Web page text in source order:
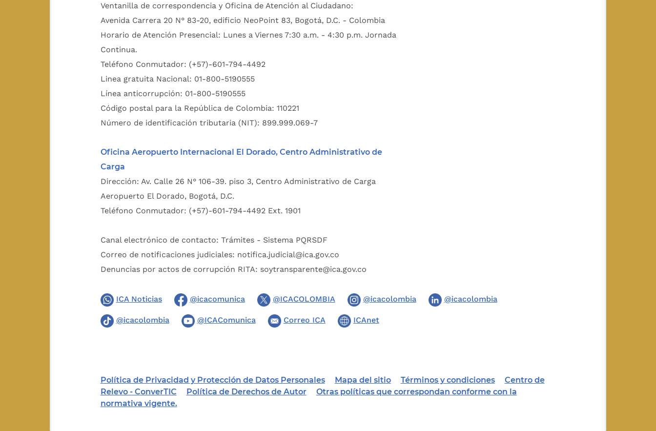
Ventanilla de correspondencia y Oficina de Atención al Ciudadano:
Avenida Carrera 20 N° 83-20, edificio NeoPoint 83, Bogotá, D.C. - Colombia
Horario de Atención Presencial: Lunes a Viernes 7:30 a.m. - 4:30 p.m. Jornada
Continua.
Teléfono Conmutador: (+57)-601-794-4492
Linea gratuita Nacional: 01-800-5190555
Línea anticorrupción: 01-800-5190555
Código postal para la República de Colombia: 110221
Número de identificación tributaria (NIT): 899.999.069-7
Oficina Aeropuerto Internacional El Dorado, Centro Administrativo de
Carga
Dirección: Av. Calle 26 N° 106-39. piso 3, Centro Administrativo de Carga
Aeropuerto El Dorado, Bogotá, D.C.
Teléfono Conmutador: (+57)-601-794-4492 Ext. 1901
Canal electrónico de contacto: Trámites - Sistema PQRSDF
Correo de notificaciones judiciales: notifica.judicial@ica.gov.co
Denuncias por actos de corrupción RITA: soytransparente@ica.gov.co
ICA Noticias @icacomunica @ICACOLOMBIA @icacolombia @icacolombia
@icacolombia @ICAComunica Correo ICA ICAnet
Política de Privacidad y Protección de Datos Personales Mapa del sitio Términos y condiciones
Centro de
Relevo - ConverTIC
Política de Derechos de Autor
Otras políticas que correspondan conforme con la
normativa vigente.